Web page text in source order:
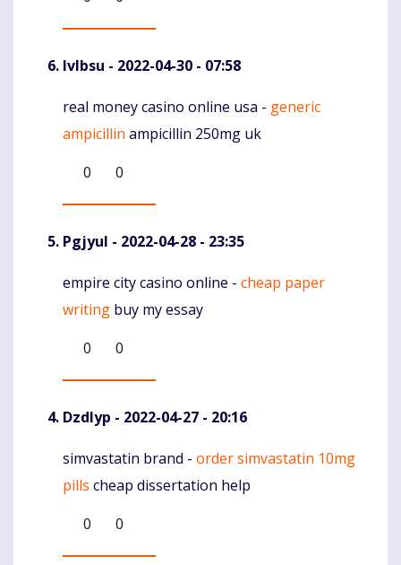
Ivlbsu - 2022-04-30 - 07:58
Komentaras
real money casino online usa - generic
ampicillin ampicillin 250mg uk
0
0
Pgjyul - 2022-04-28 - 23:35
Komentaras
empire city casino online - cheap paper
writing buy my essay
0
0
Dzdlyp - 2022-04-27 - 20:16
Komentaras
simvastatin brand - order simvastatin 10mg
pills cheap dissertation help
0
0